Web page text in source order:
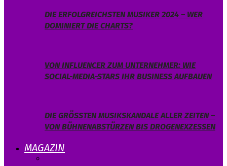
DIE ERFOLGREICHSTEN MUSIKER 2024 – WER
DOMINIERT DIE CHARTS?
VON INFLUENCER ZUM UNTERNEHMER: WIE
SOCIAL-MEDIA-STARS IHR BUSINESS AUFBAUEN
DIE GRÖSSTEN MUSIKSKANDALE ALLER ZEITEN – V
ON BÜHNENABSTÜRZEN BIS DROGENEXZESSEN
MAGAZIN